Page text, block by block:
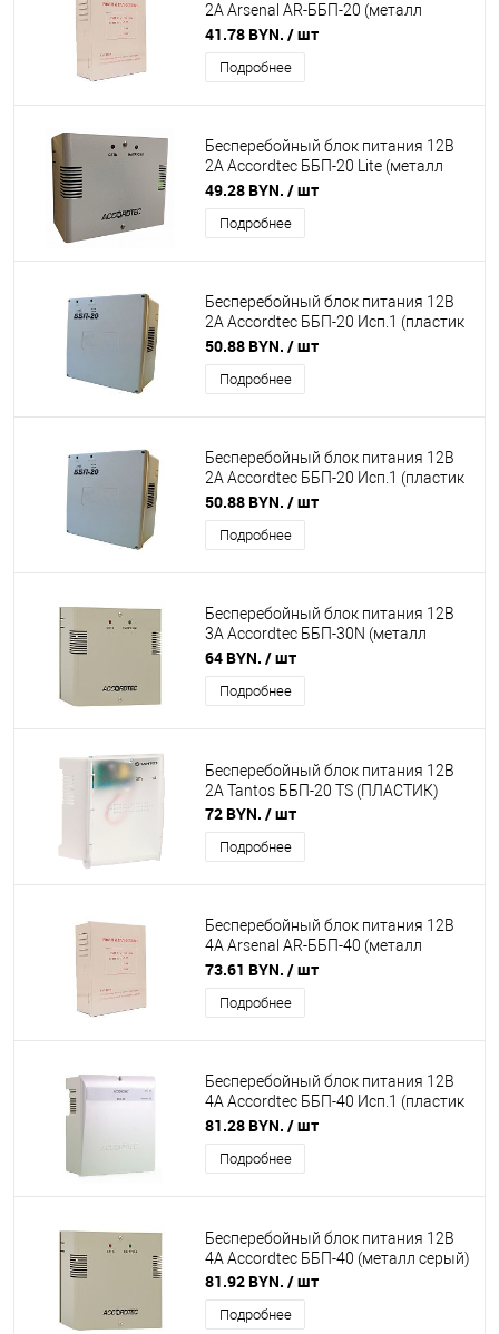
2А Arsenal AR-ББП-20 (металл
серый)
41.78 BYN. / шт
Подробнее
Бесперебойный блок питания 12В
2А Accordtec ББП-20 Lite (металл
серый)
49.28 BYN. / шт
Подробнее
Бесперебойный блок питания 12В
2А Accordtec ББП-20 Исп.1 (пластик
белый)
50.88 BYN. / шт
Подробнее
Бесперебойный блок питания 12В
2А Accordtec ББП-20 Исп.1 (пластик
серый)
50.88 BYN. / шт
Подробнее
Бесперебойный блок питания 12В
3А Accordtec ББП-30N (металл
серый)
64 BYN. / шт
Подробнее
Бесперебойный блок питания 12В
2А Tantos ББП-20 TS (ПЛАСТИК)
72 BYN. / шт
Подробнее
Бесперебойный блок питания 12В
4А Arsenal AR-ББП-40 (металл
серый)
73.61 BYN. / шт
Подробнее
Бесперебойный блок питания 12В
4А Accordtec ББП-40 Исп.1 (пластик
белый)
81.28 BYN. / шт
Подробнее
Бесперебойный блок питания 12В
4А Accordtec ББП-40 (металл серый)
81.92 BYN. / шт
Подробнее